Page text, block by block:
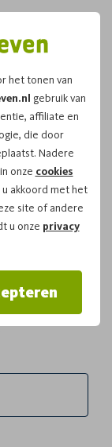
het tonen van
gebruik van
affiliate en
die door
Nadere
onze cookies
akkoord met het
site of andere
u onze privacy
dit
vaartocht op
wij u